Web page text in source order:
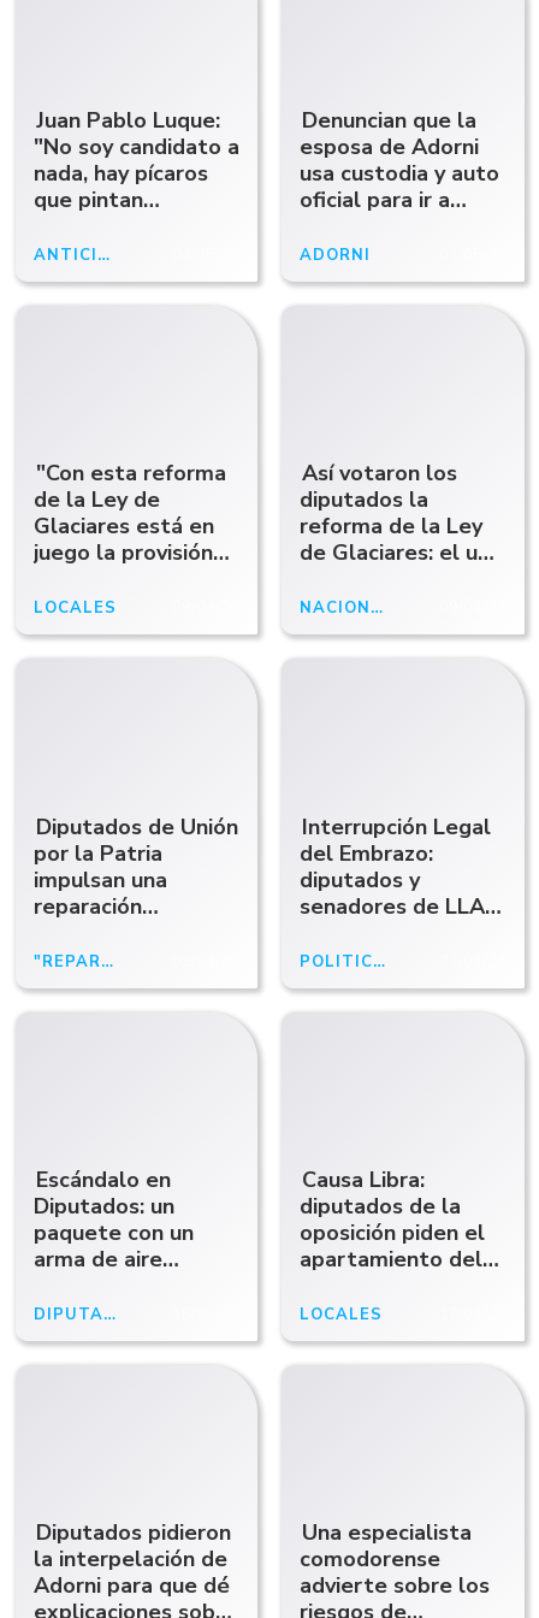
Juan Pablo Luque:
"No soy candidato a
nada, hay pícaros
que pintan
confundir"
ANTICIPOABCRADIO
Denuncian que la
esposa de Adorni
usa custodia y auto
oficial para ir a
manicura
ADORNI
"Con esta reforma
de la Ley de
Glaciares está en
juego la provisión
rechazo de Luque
tras la aprobación
LOCALES
Así votaron los
diputados la
reforma de la Ley
de Glaciares: el uno
NACIONALES
Diputados de Unión
por la Patria
impulsan una
reparación
veteranos de
Malvinas
"REPARACIÓN HISTÓRICA"
Interrupción Legal
del Embrazo:
diputados y
senadores de LLA
donde se
comprometen a
trabajar en su
POLÍTICA
Escándalo en
Diputados: un
paquete con un
arma de aire
las alarmas de
seguridad
DIPUTADOS
Causa Libra:
diputados de la
oposición piden el
apartamiento del
LOCALES
Diputados pidieron
la interpelación de
Adorni para que dé
Una especialista
comodorense
advierte sobre los